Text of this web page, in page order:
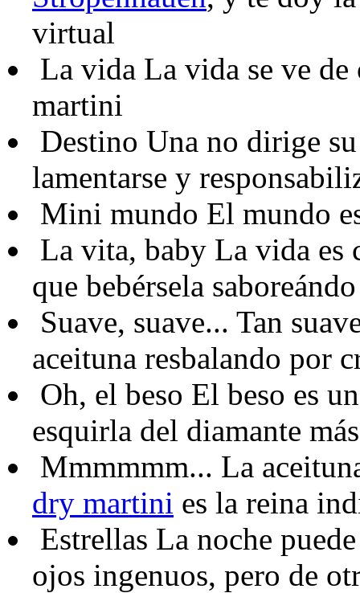
virtual
La vida La vida se ve
martini
Destino Una no dirige
lamentarse y
Mini mundo El mundo
La vita, baby La vida es
que bebérsela
Suave, suave... Tan
aceituna resbalando por
Oh, el beso El beso es
esquirla del diamante
Mmmmmm... La
dry martini es la reina
Estrellas La noche
ojos ingenuos, pero de